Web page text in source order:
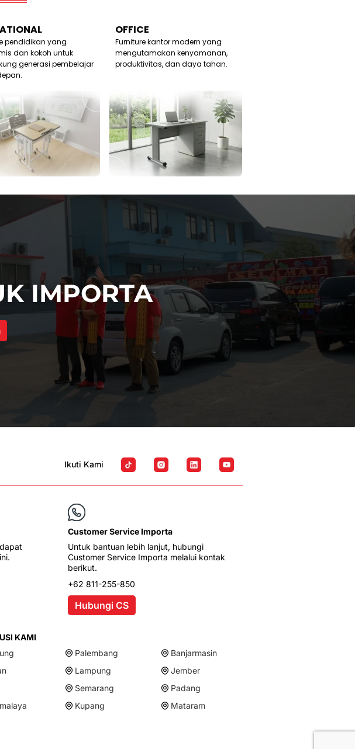
pendidikan yang
dan kokoh untuk
generasi pembelajar
OFFICE
Furniture kantor modern yang
mengutamakan kenyamanan,
produktivitas, dan daya tahan.
IMPORTA
Ikuti Kami
Customer Service Importa
Untuk bantuan lebih lanjut, hubungi
Customer Service Importa melalui kontak
berikut.
+62 811-255-850
Hubungi CS
KAMI
Palembang
Banjarmasin
Lampung
Jember
Semarang
Padang
Kupang
Mataram